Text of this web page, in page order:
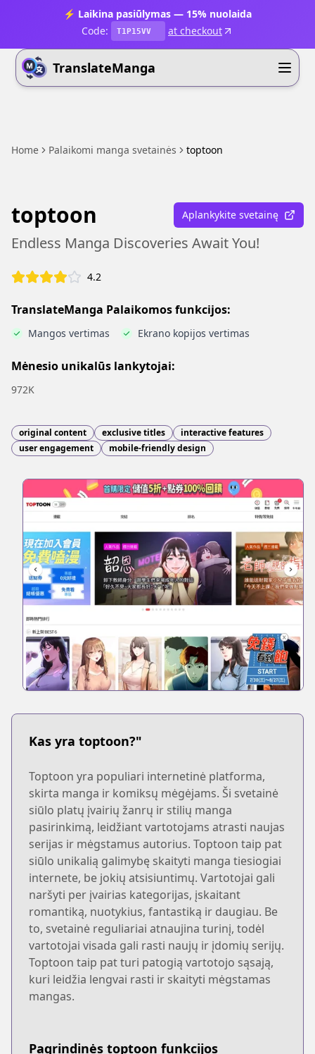
⚡ Laikina pasiūlymas — 15% nuolaida
Code:
T1P15VV at checkout
TranslateManga
Home Palaikomi manga svetainės toptoon
toptoon Aplankykite svetainę
Endless Manga Discoveries Await You!
4.2
TranslateManga Palaikomos funkcijos:
Mangos vertimas Ekrano kopijos vertimas
Mėnesio unikalūs lankytojai:
972K
original content exclusive titles
interactive features
user engagement
mobile-friendly design
Kas yra toptoon?"
Toptoon yra populiari internetinė platforma,
skirta manga ir komiksų mėgėjams. Ši svetainė
siūlo platų įvairių žanrų ir stilių manga
pasirinkimą, leidžiant vartotojams atrasti naujas
serijas ir mėgstamus autorius. Toptoon taip pat
siūlo unikalią galimybę skaityti manga tiesiogiai
internete, be jokių atsisiuntimų. Vartotojai gali
naršyti per įvairias kategorijas, įskaitant
romantiką, nuotykius, fantastiką ir daugiau. Be
to, svetainė reguliariai atnaujina turinį, todėl
vartotojai visada gali rasti naujų ir įdomių serijų.
Toptoon taip pat turi patogią vartotojo sąsają,
kuri leidžia lengvai rasti ir skaityti mėgstamas
mangas.
Pagrindinės toptoon funkcijos